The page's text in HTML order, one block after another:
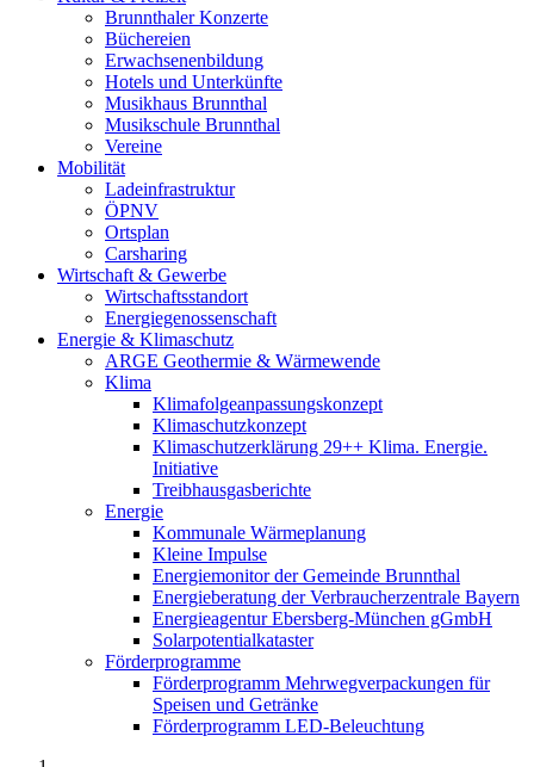
Brunnthaler Konzerte
Büchereien
Erwachsenenbildung
Hotels und Unterkünfte
Musikhaus Brunnthal
Musikschule Brunnthal
Vereine
Mobilität
Ladeinfrastruktur
ÖPNV
Ortsplan
Carsharing
Wirtschaft & Gewerbe
Wirtschaftsstandort
Energiegenossenschaft
Energie & Klimaschutz
ARGE Geothermie & Wärmewende
Klima
Klimafolgeanpassungskonzept
Klimaschutzkonzept
Klimaschutzerklärung 29++ Klima. Energie.
Initiative
Treibhausgasberichte
Energie
Kommunale Wärmeplanung
Kleine Impulse
Energiemonitor der Gemeinde Brunnthal
Energieberatung der Verbraucherzentrale Bayern
Energieagentur Ebersberg-München gGmbH
Solarpotentialkataster
Förderprogramme
Förderprogramm Mehrwegverpackungen für
Speisen und Getränke
Förderprogramm LED-Beleuchtung